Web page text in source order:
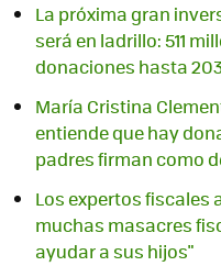
La próxima gran
será en ladrillo: 511
donaciones hasta
María Cristina
entiende que hay
padres firman como
Los expertos fiscales
muchas masacres
ayudar a sus hijos"